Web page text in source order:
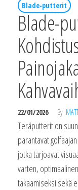
Blade-putterit
Blade-
22/01/2026 By
Teräputterit on
parantavat
jotka tarjoavat
varten,
takaamiseksi sekä